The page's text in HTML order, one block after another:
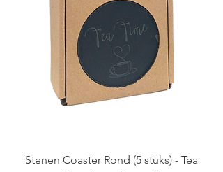
Stenen Coaster Rond (5 stuks) - Tea